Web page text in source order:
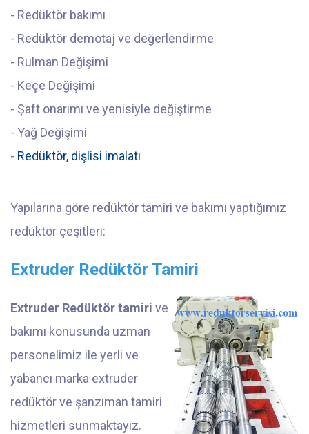
- Redüktör bakımı
- Redüktör demotaj ve değerlendirme
- Rulman Değişimi
- Keçe Değişimi
- Şaft onarımı ve yenisiyle değiştirme
- Yağ Değişimi
- Redüktör, dişlisi imalatı
Yapılarına göre redüktör tamiri ve bakımı yaptığımız
redüktör çeşitleri:
Extruder Redüktör Tamiri
Extruder Redüktör tamiri ve
bakımı konusunda uzman
personelimiz ile yerli ve
yabancı marka extruder
redüktör ve şanzıman tamiri
hizmetleri sunmaktayız.